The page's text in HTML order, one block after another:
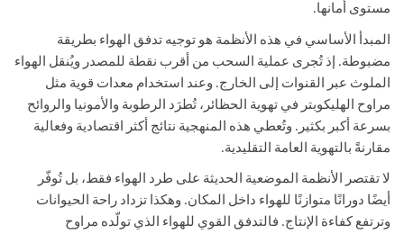
مستوى أمانها.
المبدأ الأساسي في هذه الأنظمة هو توجيه تدفق الهواء بطريقة
مضبوطة. إذ تُجرى عملية السحب من أقرب نقطة للمصدر ويُنقل الهواء
الملوث عبر القنوات إلى الخارج. وعند استخدام معدات قوية مثل
مراوح الهليكوبتر في تهوية الحظائر، تُطرَد الرطوبة والأمونيا والروائح
بسرعة أكبر بكثير. وتُعطي هذه المنهجية نتائج أكثر اقتصادية وفعالية
مقارنةً بالتهوية العامة التقليدية.
لا تقتصر الأنظمة الموضعية الحديثة على طرد الهواء فقط، بل تُوفّر
أيضًا دورانًا متوازنًا للهواء داخل المكان. وهكذا تزداد راحة الحيوانات
وترتفع كفاءة الإنتاج. فالتدفق القوي للهواء الذي تولّده مراوح